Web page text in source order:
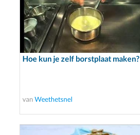
Hoe kun je zelf borstplaat maken?
van Weethetsnel